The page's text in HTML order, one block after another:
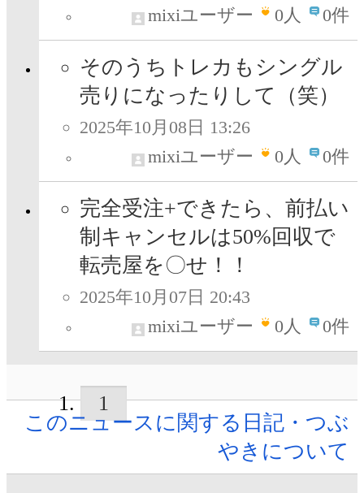
mixiユーザー
0人 0件
そのうちトレカもシングル
売りになったりして（笑）
2025年10月08日 13:26
mixiユーザー
0人 0件
完全受注+できたら、前払い
制キャンセルは50%回収で
転売屋を〇せ！！
2025年10月07日 20:43
mixiユーザー
0人 0件
1
このニュースに関する日記・つぶ
やきについて